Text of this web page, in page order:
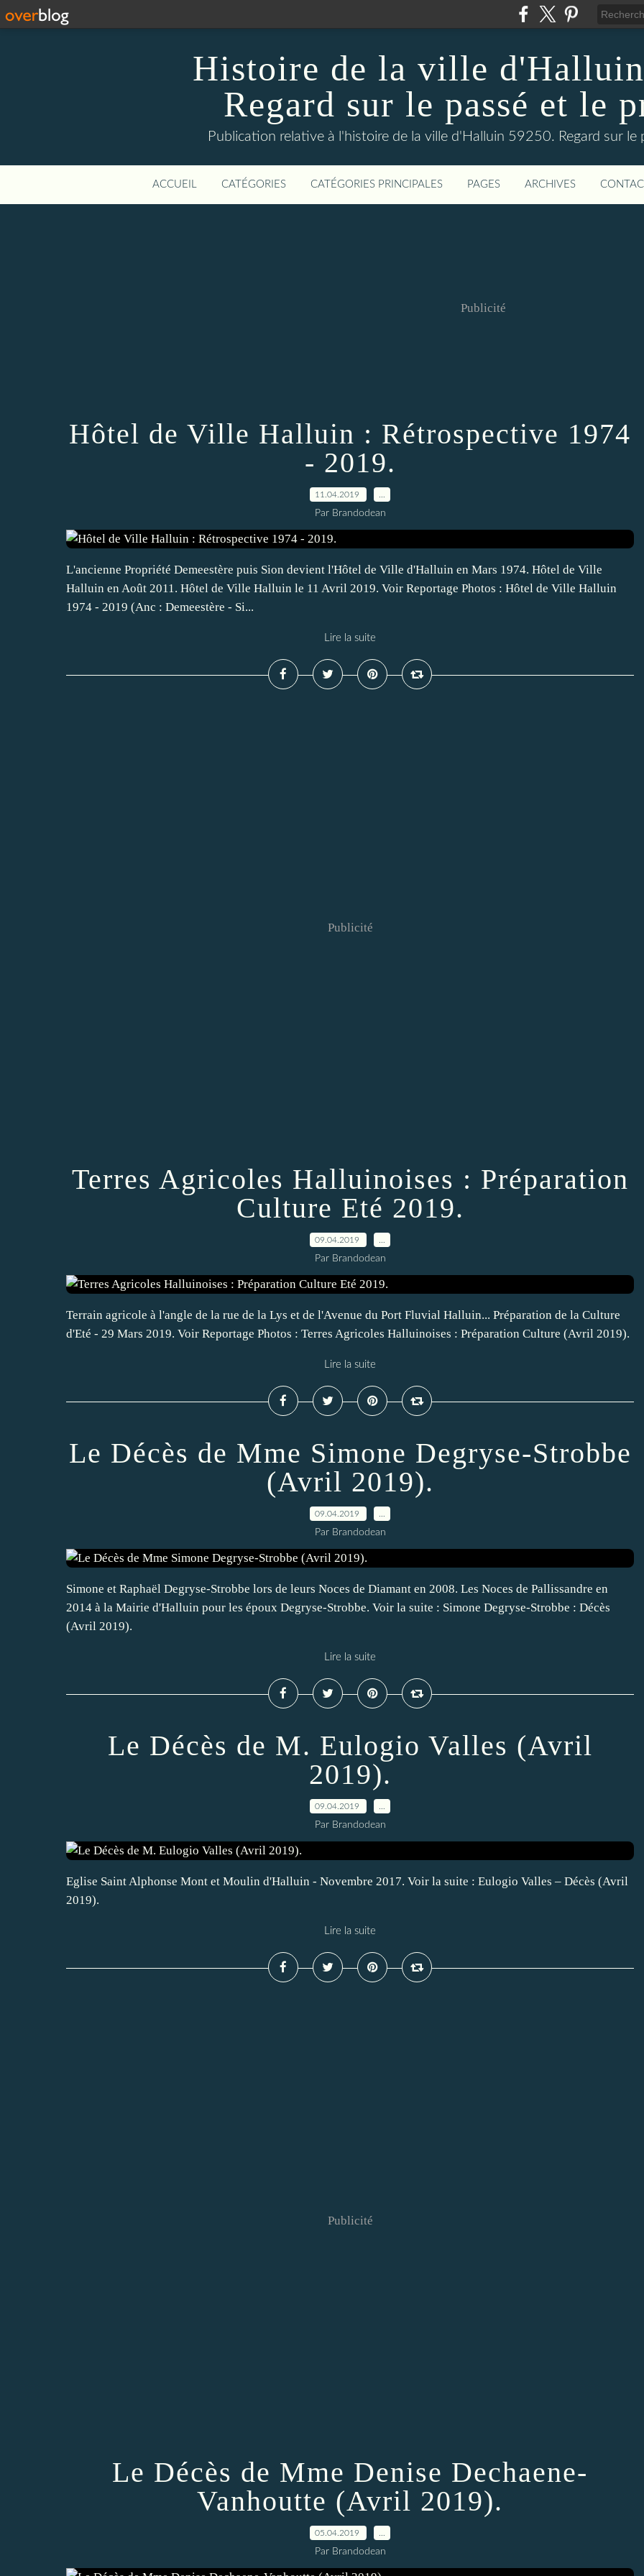
Histoire de la ville
Regard sur le passé et le
Publication relative à l'histoire de la ville d'Halluin 59250. Regard sur le
ACCUEIL CATÉGORIES CATÉGORIES PRINCIPALES PAGES ARCHIVES
Publicité
Hôtel de Ville Halluin : Rétrospective 1974
- 2019.
11.04.2019
Par Brandodean
L'ancienne Propriété Demeestère puis Sion devient l'Hôtel de Ville d'Halluin en Mars 1974. Hôtel de Ville
Halluin en Août 2011. Hôtel de Ville Halluin le 11 Avril 2019. Voir Reportage Photos : Hôtel de Ville Halluin
1974 - 2019 (Anc : Demeestère - Si...
Lire la suite
Publicité
Terres Agricoles Halluinoises : Préparation
Culture Eté 2019.
09.04.2019
Par Brandodean
Terrain agricole à l'angle de la rue de la Lys et de l'Avenue du Port Fluvial Halluin... Préparation de la Culture
d'Eté - 29 Mars 2019. Voir Reportage Photos : Terres Agricoles Halluinoises : Préparation Culture (Avril 2019).
Lire la suite
Le Décès de Mme Simone Degryse-Strobbe
(Avril 2019).
09.04.2019
Par Brandodean
Simone et Raphaël Degryse-Strobbe lors de leurs Noces de Diamant en 2008. Les Noces de Pallissandre en
2014 à la Mairie d'Halluin pour les époux Degryse-Strobbe. Voir la suite : Simone Degryse-Strobbe : Décès
(Avril 2019).
Lire la suite
Le Décès de M. Eulogio Valles (Avril
2019).
09.04.2019
Par Brandodean
Eglise Saint Alphonse Mont et Moulin d'Halluin - Novembre 2017. Voir la suite : Eulogio Valles – Décès (Avril
2019).
Lire la suite
Publicité
Le Décès de Mme Denise Dechaene-
Vanhoutte (Avril 2019).
05.04.2019
Par Brandodean